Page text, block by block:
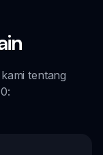
tentang